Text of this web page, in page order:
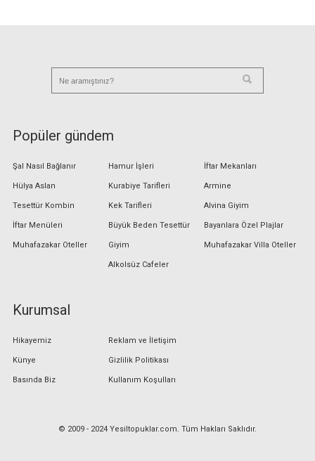
Popüler gündem
Şal Nasıl Bağlanır
Hülya Aslan
Tesettür Kombin
İftar Menüleri
Muhafazakar Oteller
Hamur İşleri
Kurabiye Tarifleri
Kek Tarifleri
Büyük Beden Tesettür
Giyim
Alkolsüz Cafeler
İftar Mekanları
Armine
Alvina Giyim
Bayanlara Özel Plajlar
Muhafazakar Villa Oteller
Kurumsal
Hikayemiz
Künye
Basında Biz
Reklam ve İletişim
Gizlilik Politikası
Kullanım Koşulları
© 2009 - 2024 Yesiltopuklar.com. Tüm Hakları Saklıdır.